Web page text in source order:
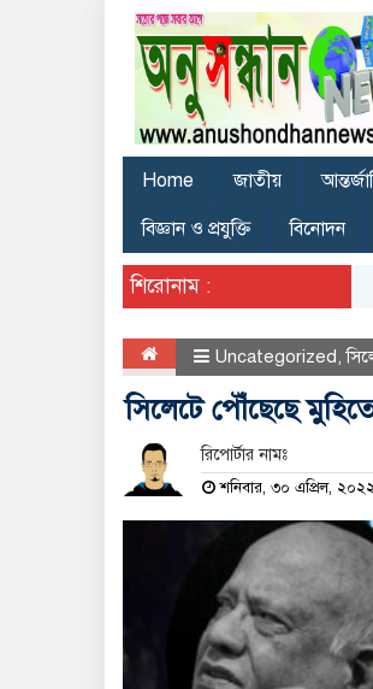
Home জাতীয়
বিজ্ঞান ও প্রযুক্তি
বিনোদন
শিরোনাম :
Uncategorized,
সিলেটে পৌঁছেছে
রিপোর্টার নামঃ
শনিবার, ৩০ এপ্রিল, ২০২২